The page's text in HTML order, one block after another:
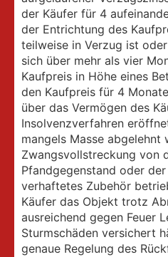
der Käufer für 4
der Entrichtung des
teilweise in Verzug ist
sich über mehr als vier
Kaufpreis in Höhe eines
den Kaufpreis für 4
über das Vermögen des
Insolvenzverfahren
mangels Masse
Zwangsvollstreckung von
Pfandgegenstand oder
verhaftetes Zubehör
Käufer das Objekt trotz
ausreichend gegen Feuer
Sturmschäden versichert
genaue Regelung des